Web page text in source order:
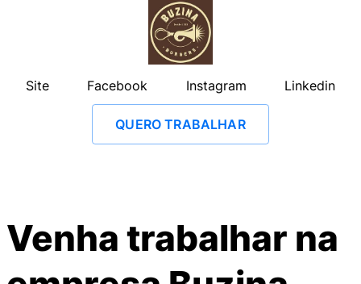
Site Facebook Instagram Linkedin
QUERO TRABALHAR
Venha trabalhar na